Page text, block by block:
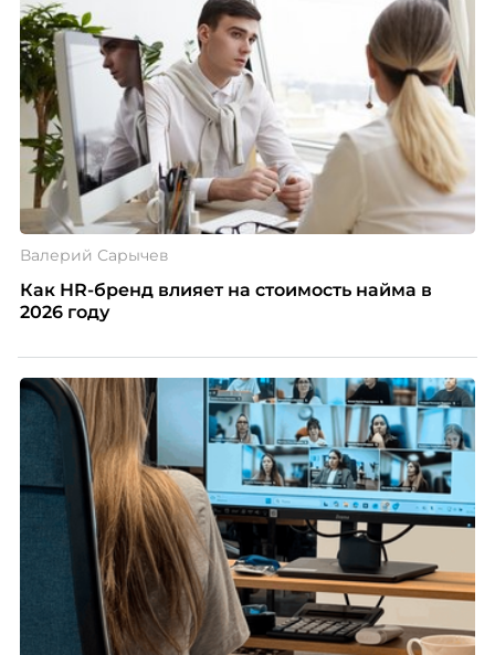
Валерий Сарычев
Как HR-бренд влияет на стоимость найма в
2026 году